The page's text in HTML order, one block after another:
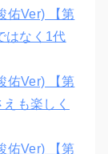
佑Ver) 【第
はなく1代
佑Ver) 【第
も楽しく
佑Ver) 【第